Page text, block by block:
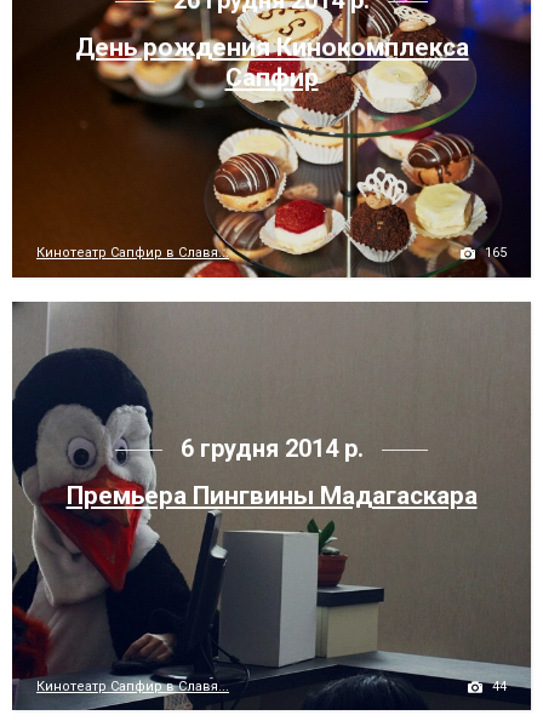
День рождения Кинокомплекса
Сапфир
Кинотеатр Сапфир в Славя... 165
6 грудня 2014 р.
Премьера Пингвины Мадагаскара
Кинотеатр Сапфир в Славя... 44